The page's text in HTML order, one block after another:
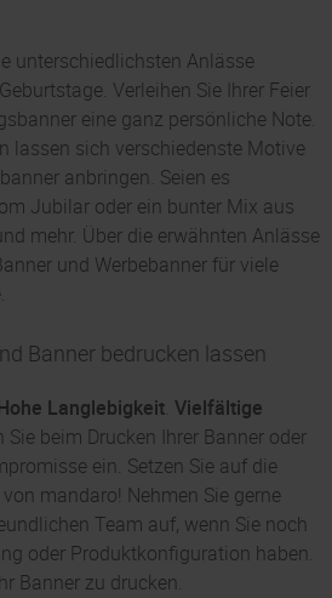
unterschiedlichsten Anlässe
Verleihen Sie Ihrer Feier
eine ganz persönliche Note.
lassen sich verschiedenste Motive
anbringen. Seien es
Jubilar oder ein bunter Mix aus
mehr. Über die erwähnten Anlässe
und Werbebanner für viele
Banner bedrucken lassen
Langlebigkeit. Vielfältige
Sie beim Drucken Ihrer Banner oder
ein. Setzen Sie auf die
mandaro! Nehmen Sie gerne
Team auf, wenn Sie noch
oder Produktkonfiguration haben.
Banner zu drucken.